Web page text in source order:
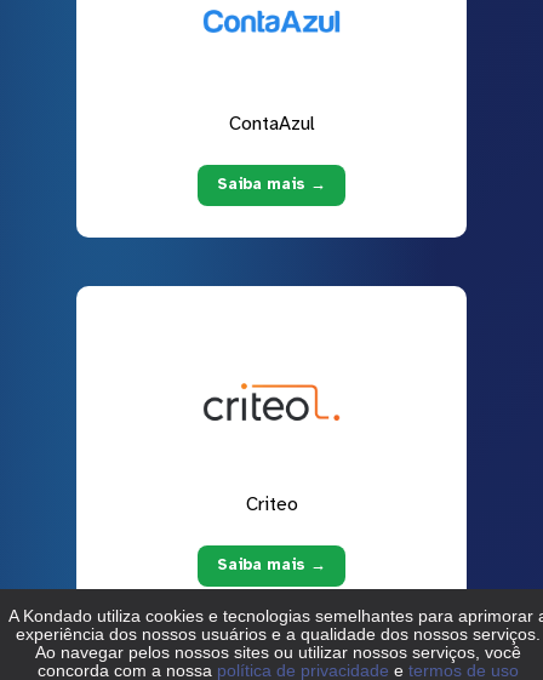
ContaAzul
Saiba mais →
Criteo
Saiba mais →